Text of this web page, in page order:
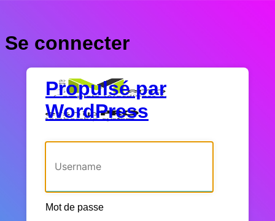
Se connecter
Propulsé par
WordPress
Mot de passe